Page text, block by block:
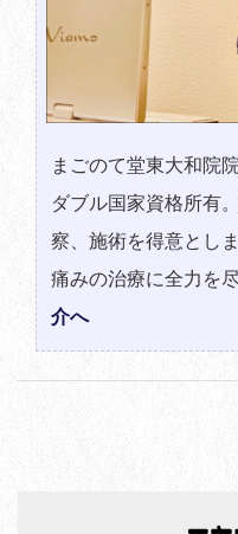
まごのて堂東大和院
ダブル国家資格所有
察、施術を得意とし
痛みの治療に全力を
介へ